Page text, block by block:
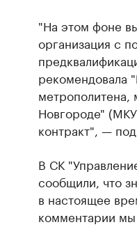
"На этом фоне
организация с
рекомендовала
Новгороде"
контракт", —
В СК
сообщили, что
в настоящее
комментарии мы